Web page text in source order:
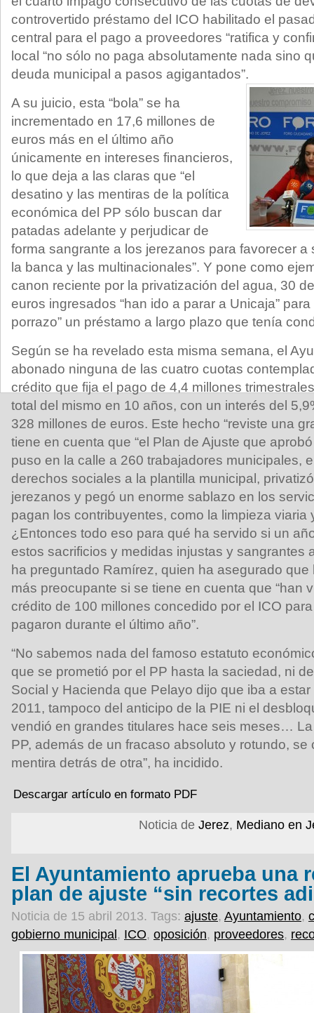
controvertido préstamo del ICO habilitado el
central para el pago a proveedores “ratifica y
local “no sólo no paga absolutamente nada sino
deuda municipal a pasos agigantados”.
A su juicio, esta “bola” se ha
incrementado en 17,6 millones de
euros más en el último año
únicamente en intereses financieros,
lo que deja a las claras que “el
desatino y las mentiras de la política
económica del PP sólo buscan dar
patadas adelante y perjudicar de
forma sangrante a los jerezanos para favorecer a
la banca y las multinacionales”. Y pone como
canon reciente por la privatización del agua, 30
euros ingresados “han ido a parar a Unicaja”
porrazo” un préstamo a largo plazo que tenía
Según se ha revelado esta misma semana, el
abonado ninguna de las cuatro cuotas
crédito que fija el pago de 4,4 millones
total del mismo en 10 años, con un interés del
328 millones de euros. Este hecho “reviste una
tiene en cuenta que “el Plan de Ajuste que
puso en la calle a 260 trabajadores municipales,
derechos sociales a la plantilla municipal,
jerezanos y pegó un enorme sablazo en los
pagan los contribuyentes, como la limpieza viaria
¿Entonces todo eso para qué ha servido si un
estos sacrificios y medidas injustas y sangrantes
ha preguntado Ramírez, quien ha asegurado
más preocupante si se tiene en cuenta que “han
crédito de 100 millones concedido por el ICO
pagaron durante el último año”.
“No sabemos nada del famoso estatuto
que se prometió por el PP hasta la saciedad, ni
Social y Hacienda que Pelayo dijo que iba a
2011, tampoco del anticipo de la PIE ni el
vendió en grandes titulares hace seis meses…
PP, además de un fracaso absoluto y rotundo,
mentira detrás de otra”, ha incidido.
Descargar artículo en formato PDF
Noticia de Jerez, Mediano en
El Ayuntamiento aprueba una
plan de ajuste “sin recortes
Noticia de 15 abril 2013. Tags: ajuste, Ayuntamiento,
gobierno municipal , ICO, oposición, proveedores,